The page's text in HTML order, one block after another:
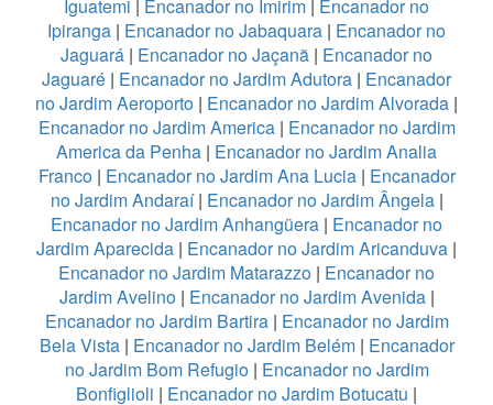
Iguatemi | Encanador no Imirim | Encanador no
Ipiranga | Encanador no Jabaquara | Encanador no
Jaguará | Encanador no Jaçanã | Encanador no
Jaguaré | Encanador no Jardim Adutora | Encanador
no Jardim Aeroporto | Encanador no Jardim Alvorada |
Encanador no Jardim America| Encanador no Jardim
America da Penha | Encanador no Jardim Analia
Franco| Encanador no Jardim Ana Lucia| Encanador
no Jardim Andaraí| Encanador no Jardim Ângela|
Encanador no Jardim Anhangüera | Encanador no
Jardim Aparecida | Encanador no Jardim Aricanduva |
Encanador no Jardim Matarazzo | Encanador no
Jardim Avelino| Encanador no Jardim Avenida|
Encanador no Jardim Bartira| Encanador no Jardim
Bela Vista| Encanador no Jardim Belém| Encanador
no Jardim Bom Refugio| Encanador no Jardim
Bonfiglioli | Encanador no Jardim Botucatu |